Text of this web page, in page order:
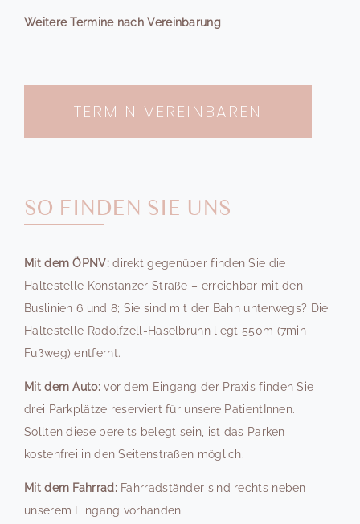
Weitere Termine nach Vereinbarung
TERMIN VEREINBAREN
SO FINDEN SIE UNS
Mit dem ÖPNV:direkt gegenüber finden Sie die
Haltestelle Konstanzer Straße – erreichbar mit den
Buslinien 6 und 8; Sie sind mit der Bahn unterwegs? Die
Haltestelle Radolfzell-Haselbrunn liegt 550m (7min
Fußweg) entfernt.
Mit dem Auto:vor dem Eingang der Praxis finden Sie
drei Parkplätze reserviert für unsere PatientInnen.
Sollten diese bereits belegt sein, ist das Parken
kostenfrei in den Seitenstraßen möglich.
Mit dem Fahrrad:Fahrradständer sind rechts neben
unserem Eingang vorhanden